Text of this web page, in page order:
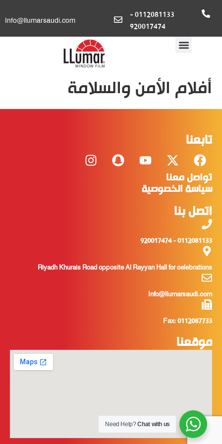
0112081133 -
920017474
Info@llumarsaudi.com
أفلام الأمن والسلامة
موقعنا
اتصل بنا
0112081133 - 920017474
Riyadh Khurais Road opposite Al Rayyan Hall for celebrations
Info@llumarsaudi.com
Fax: 0112087733
تابعنا
تواصل معنا
سياسة الخصوصية
Need Help?Chat with us